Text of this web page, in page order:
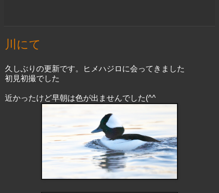
川にて
久しぶりの更新です。ヒメハジロに会ってきました
初見初撮でした
近かったけど早朝は色が出ませんでした(^^ゞ